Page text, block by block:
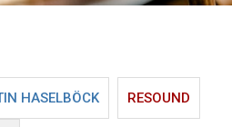
HASELBÖCK RESOUND